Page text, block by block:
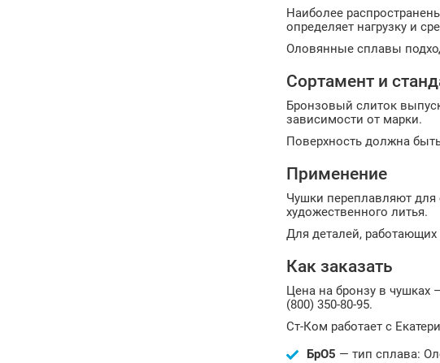
Наиболее
определяет нагрузку и
Оловянные сплавы
Сортамент и
Бронзовый слиток
зависимости от марки.
Поверхность должна
Применение
Чушки переплавляют для
художественного литья.
Для деталей,
Как заказать
Цена на бронзу в чушках
(800) 350-80-95.
Ст-Ком работает с
БрО5 — тип сплава: